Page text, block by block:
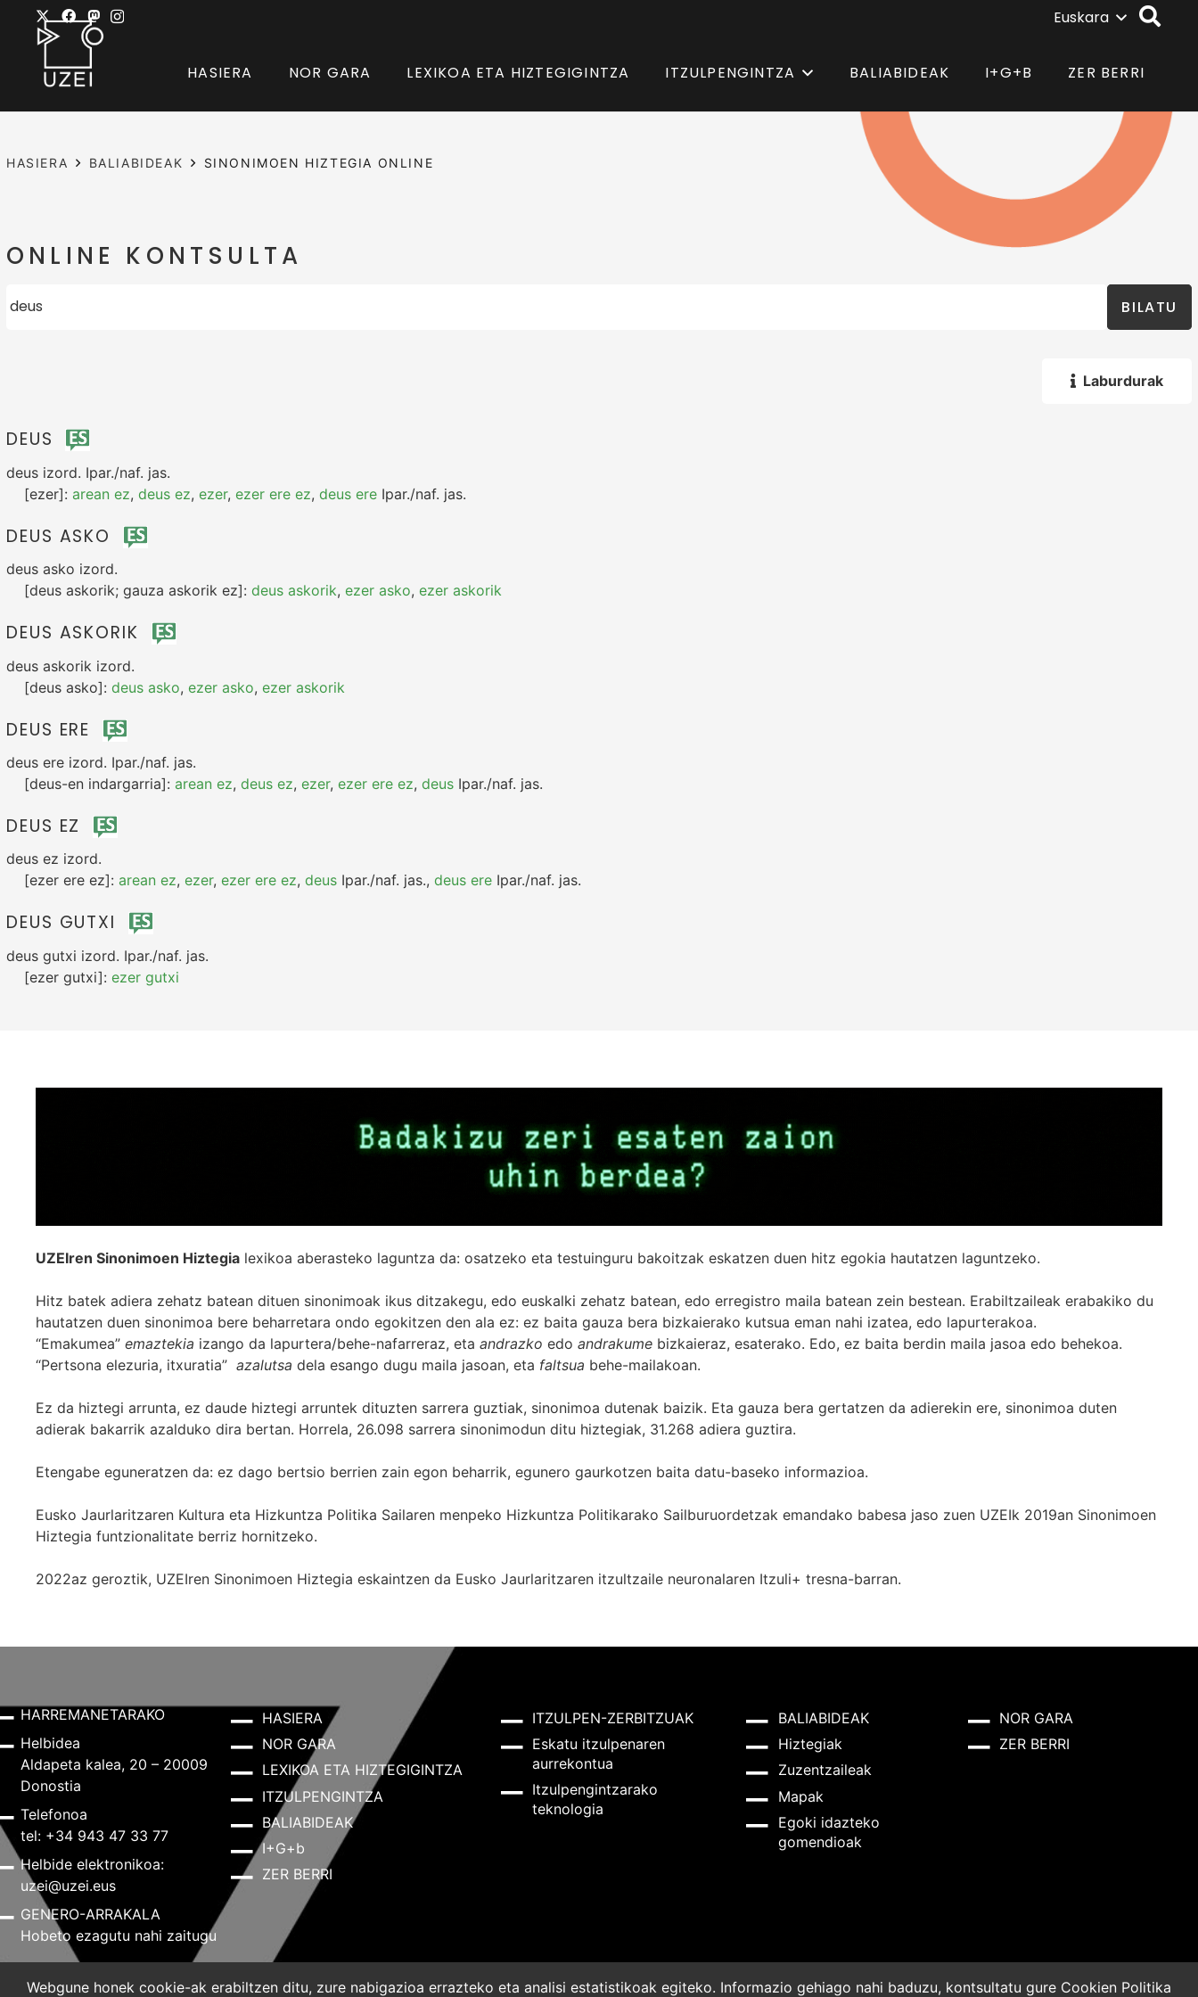
Euskara
HASIERA NOR GARA LEXIKOA ETA HIZTEGIGINTZA ITZULPENGINTZA BALIABIDEAK I+G+B ZER BERRI
HASIERA BALIABIDEAK SINONIMOEN HIZTEGIA ONLINE
ONLINE KONTSULTA
BILATU
Laburdurak
DEUS
deus izord. Ipar./naf. jas.
[ezer]: arean ez, deus ez, ezer, ezer ere ez, deus ere Ipar./naf. jas.
DEUS ASKO
deus asko izord.
[deus askorik; gauza askorik ez]: deus askorik, ezer asko, ezer askorik
DEUS ASKORIK
deus askorik izord.
[deus asko]: deus asko, ezer asko, ezer askorik
DEUS ERE
deus ere izord. Ipar./naf. jas.
[deus-en indargarria]: arean ez, deus ez, ezer, ezer ere ez, deus Ipar./naf. jas.
DEUS EZ
deus ez izord.
[ezer ere ez]: arean ez, ezer, ezer ere ez, deus Ipar./naf. jas., deus ere Ipar./naf. jas.
DEUS GUTXI
deus gutxi izord. Ipar./naf. jas.
[ezer gutxi]: ezer gutxi
UZEIren Sinonimoen Hiztegia lexikoa aberasteko laguntza da: osatzeko eta testuinguru bakoitzak eskatzen duen hitz egokia hautatzen laguntzeko.
Hitz batek adiera zehatz batean dituen sinonimoak ikus ditzakegu, edo euskalki zehatz batean, edo erregistro maila batean zein bestean. Erabiltzaileak erabakiko du
hautatzen duen sinonimoa bere beharretara ondo egokitzen den ala ez: ez baita gauza bera bizkaierako kutsua eman nahi izatea, edo lapurterakoa.
“Emakumea” emaztekia izango da lapurtera/behe-nafarreraz, eta andrazko edo andrakume bizkaieraz, esaterako. Edo, ez baita berdin maila jasoa edo behekoa.
“Pertsona elezuria, itxuratia” azalutsa dela esango dugu maila jasoan, eta faltsua behe-mailakoan.
Ez da hiztegi arrunta, ez daude hiztegi arruntek dituzten sarrera guztiak, sinonimoa dutenak baizik. Eta gauza bera gertatzen da adierekin ere, sinonimoa duten
adierak bakarrik azalduko dira bertan. Horrela, 26.098 sarrera sinonimodun ditu hiztegiak, 31.268 adiera guztira.
Etengabe eguneratzen da: ez dago bertsio berrien zain egon beharrik, egunero gaurkotzen baita datu-baseko informazioa.
Eusko Jaurlaritzaren Kultura eta Hizkuntza Politika Sailaren menpeko Hizkuntza Politikarako Sailburuordetzak emandako babesa jaso zuen UZEIk 2019an Sinonimoen
Hiztegia funtzionalitate berriz hornitzeko.
2022az geroztik, UZEIren Sinonimoen Hiztegia eskaintzen da Eusko Jaurlaritzaren itzultzaile neuronalaren Itzuli+ tresna-barran.
HARREMANETARAKO
Helbidea
Aldapeta kalea, 20 – 20009
Donostia
Telefonoa
tel: +34 943 47 33 77
Helbide elektronikoa:
uzei@uzei.eus
GENERO-ARRAKALA
Hobeto ezagutu nahi zaitugu
HASIERA
NOR GARA
LEXIKOA ETA HIZTEGIGINTZA
ITZULPENGINTZA
BALIABIDEAK
I+G+b
ZER BERRI
ITZULPEN-ZERBITZUAK
Eskatu itzulpenaren
aurrekontua
Itzulpengintzarako
teknologia
BALIABIDEAK
Hiztegiak
Zuzentzaileak
Mapak
Egoki idazteko
gomendioak
NOR GARA
ZER BERRI
Webgune honek cookie-ak erabiltzen ditu, zure nabigazioa errazteko eta analisi estatistikoak egiteko. Informazio gehiago nahi baduzu, kontsultatu gure Cookien Politika